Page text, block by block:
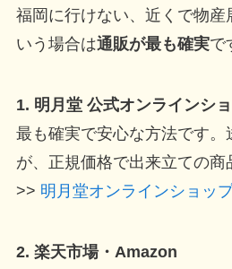
福岡に行けない、近くで物産
いう場合は通販が最も確実で
1. 明月堂 公式オンラインシ
最も確実で安心な方法です。
が、正規価格で出来立ての商
>> 明月堂オンラインショッ
2. 楽天市場・Amazon